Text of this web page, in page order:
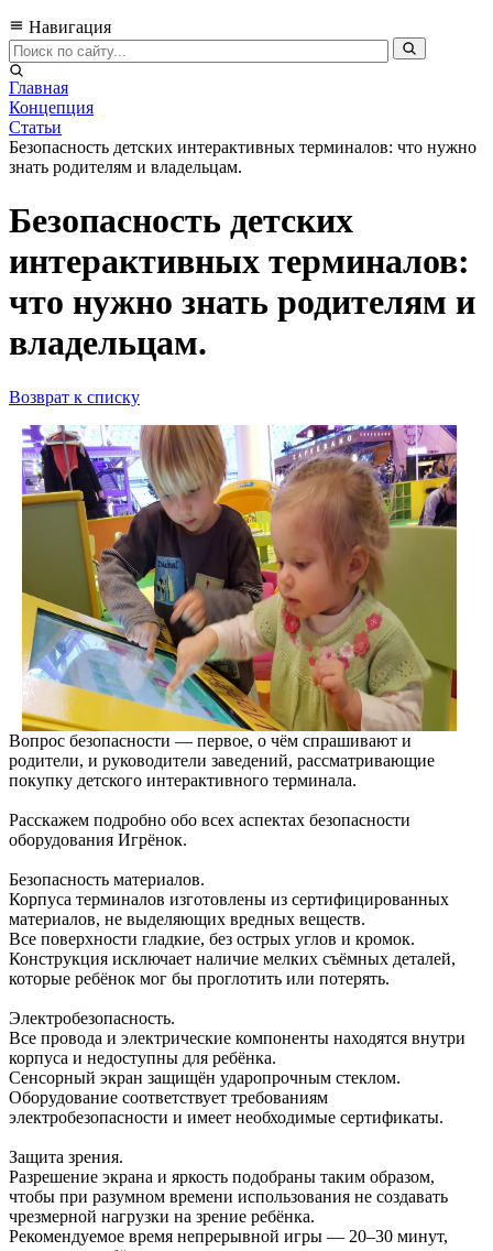
Навигация
Главная
Концепция
Статьи
Безопасность детских интерактивных терминалов: что нужно
знать родителям и владельцам.
Безопасность детских
интерактивных терминалов:
что нужно знать родителям и
владельцам.
Возврат к списку
Вопрос безопасности — первое, о чём спрашивают и
родители, и руководители заведений, рассматривающие
покупку детского интерактивного терминала.
Расскажем подробно обо всех аспектах безопасности
оборудования Игрёнок.
Безопасность материалов.
Корпуса терминалов изготовлены из сертифицированных
материалов, не выделяющих вредных веществ.
Все поверхности гладкие, без острых углов и кромок.
Конструкция исключает наличие мелких съёмных деталей,
которые ребёнок мог бы проглотить или потерять.
Электробезопасность.
Все провода и электрические компоненты находятся внутри
корпуса и недоступны для ребёнка.
Сенсорный экран защищён ударопрочным стеклом.
Оборудование соответствует требованиям
электробезопасности и имеет необходимые сертификаты.
Защита зрения.
Разрешение экрана и яркость подобраны таким образом,
чтобы при разумном времени использования не создавать
чрезмерной нагрузки на зрение ребёнка.
Рекомендуемое время непрерывной игры — 20–30 минут,